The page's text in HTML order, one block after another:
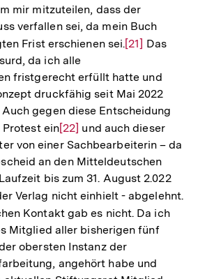
mir mitzuteilen, dass der
verfallen sei, da mein Buch
Frist erschienen sei.Zur
der
Fußnote
[21] Das
da ich alle
fristgerecht erfüllt hatte und
druckfähig seit Mai 2022
gegen diese Entscheidung
einZur
Auflösung
der
Fußnote
[22] und auch dieser
von einer Sachbearbeiterin – da
an den Mitteldeutschen
bis zum 31. August 2.022
Verlag nicht einhielt - abgelehnt.
Kontakt gab es nicht. Da ich
Mitglied aller bisherigen fünf
obersten Instanz der
angehört habe und